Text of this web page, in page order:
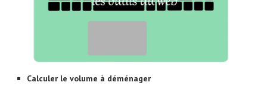
Calculer le volume à déménager